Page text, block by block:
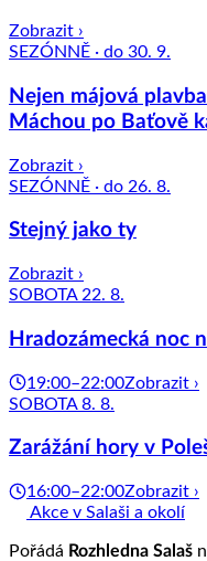
Zobrazit ›
SEZÓNNĚ · do 30. 9.
Nejen májová
Máchou po Baťově
Zobrazit ›
SEZÓNNĚ · do 26. 8.
Stejný jako ty
Zobrazit ›
SOBOTA 22. 8.
Hradozámecká noc
19:00–22:00Zobrazit ›
SOBOTA 8. 8.
Zarážání hory v
16:00–22:00Zobrazit ›
Akce v Salaši a okolí
Pořádá Rozhledna Salaš